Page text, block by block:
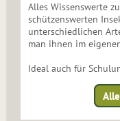
Alles Wissenswerte
schützenswerten
unterschiedlichen
man ihnen im
Ideal auch für